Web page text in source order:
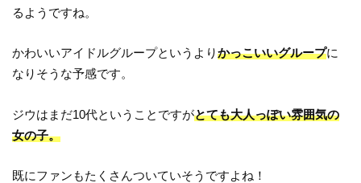
るようですね。
かわいいアイドルグループというよりかっこいいグループに
なりそうな予感です。
ジウはまだ10代ということですがとても大人っぽい雰囲気の
女の子。
既にファンもたくさんついていそうですよね！